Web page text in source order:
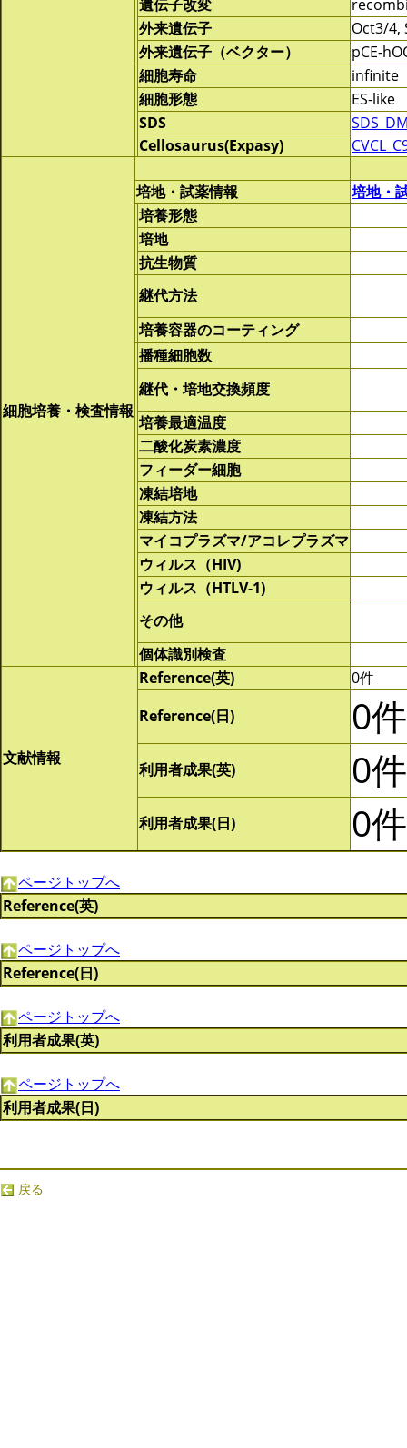
遺伝子改変
外来遺伝子
Oct3/4,
外来遺伝子（ベクター）
pCE-
細胞寿命
infinite
細胞形態
ES-like
SDS
Cellosaurus(Expasy)
細胞培養・検査情報
培地・試薬情報
培地・
培養形態
培地
抗生物質
継代方法
培養容器のコーティング
播種細胞数
継代・培地交換頻度
培養最適温度
二酸化炭素濃度
フィーダー細胞
凍結培地
凍結方法
マイコプラズマ/アコレプラズマ
ウィルス（HIV)
ウィルス（HTLV-1)
その他
個体識別検査
文献情報
Reference(英)
0件
Reference(日)
0件
利用者成果(英) 0件
利用者成果(日) 0件
ページトップへ
Reference(英)
ページトップへ
Reference(日)
ページトップへ
利用者成果(英)
ページトップへ
利用者成果(日)
戻る